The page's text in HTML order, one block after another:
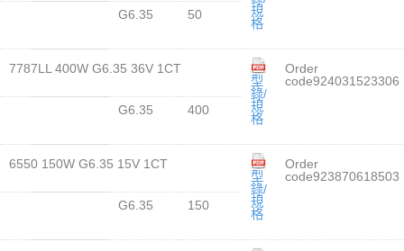
規
格
G6.35
50
7787LL 400W G6.35 36V 1CT
型
錄/
規
格
Order
code924031523306
G6.35
400
6550 150W G6.35 15V 1CT
型
錄/
規
格
Order
code923870618503
G6.35
150